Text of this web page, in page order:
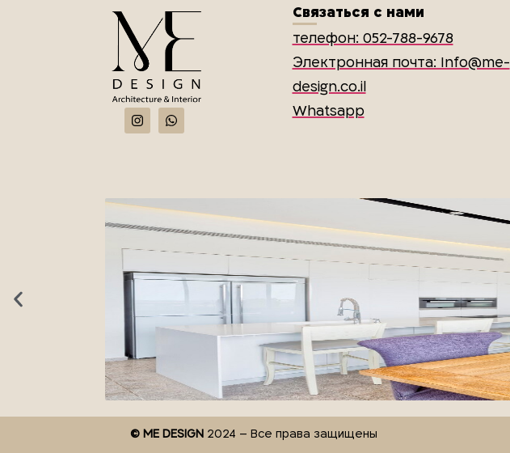
Связаться с нами
телефон: 052-788-9678
Электронная почта: Info@me-
design.co.il
Whatsapp
© ME DESIGN 2024 – Все права защищены